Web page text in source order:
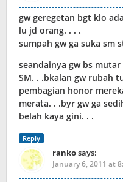
gw geregetan bgt klo
lu jd orang. . . .
sumpah gw ga suka sm
seandainya gw bs
SM. . .bkalan gw rubah
pembagian honor
merata. . .byr gw ga
belah kaya gini. . .
Reply
rankosays:
January 6, 2011 at